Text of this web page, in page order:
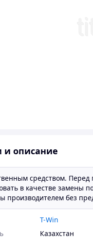
и описание
средством.
в качестве замены
производителем без
T-Win
Казахстан